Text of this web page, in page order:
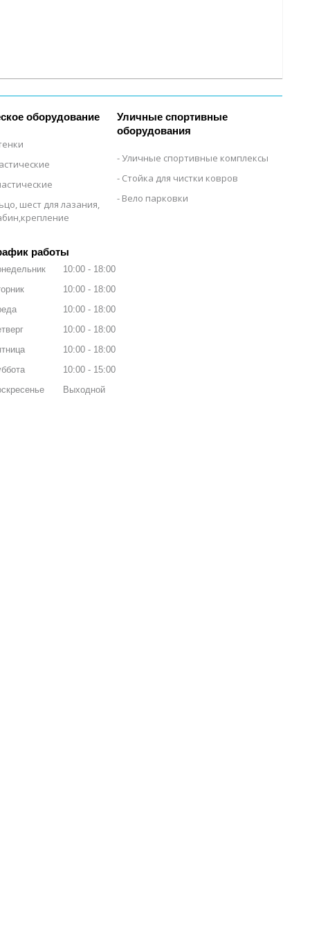
оборудование
шест для лазания,
Уличные спортивные
оборудования
Уличные спортивные комплексы
Стойка для чистки ковров
Вело парковки
работы
10:00
18:00
10:00
18:00
10:00
18:00
10:00
18:00
10:00
18:00
10:00
15:00
Выходной